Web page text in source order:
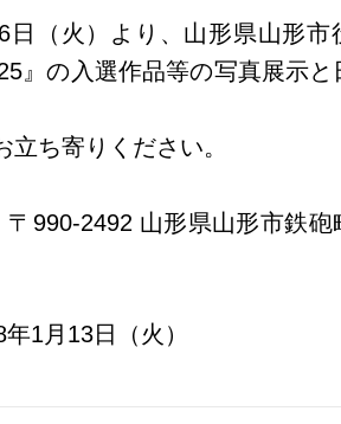
日（火）より、山形県山形市
』の入選作品等の写真展示と
ち寄りください。
〒990-2492 山形県山形市鉄砲
1月13日（火）